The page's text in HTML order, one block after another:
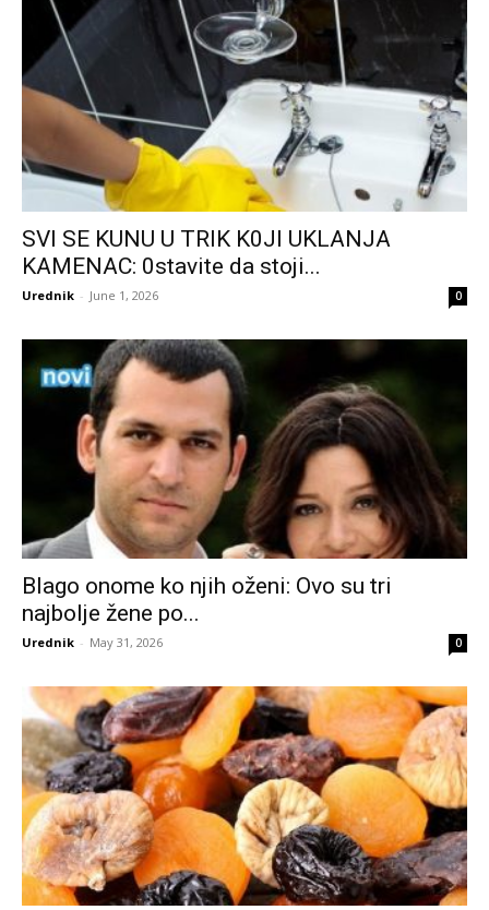
SVl SE KUNU U TRlK K0Jl UKLANJA
KAMENAC: 0stavite da stoji...
Urednik - June 1, 2026 0
Blago onome ko njih oženi: Ovo su tri
najbolje žene po...
Urednik - May 31, 2026 0